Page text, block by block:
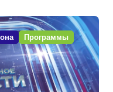
Программы